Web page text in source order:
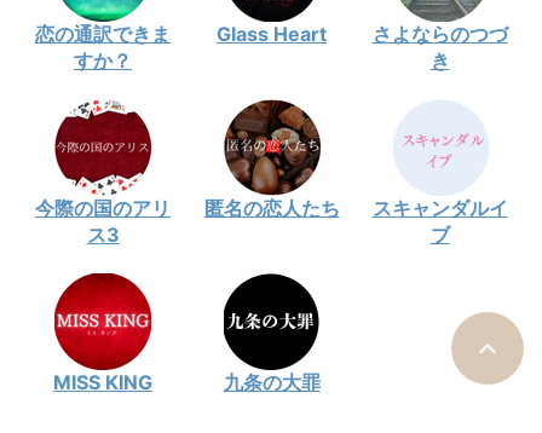
恋の通訳できま
すか？
Glass Heart
さよならのつづ
き
今際の国のアリ
ス3
匿名の恋人たち
スキャンダルイ
ブ
MISS KING 九条の大罪